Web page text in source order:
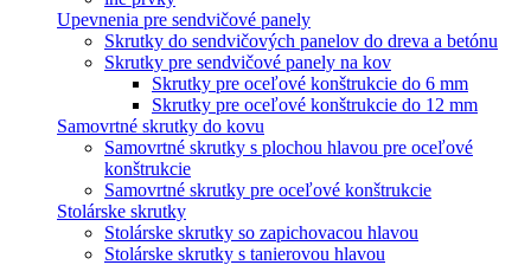
Upevnenia pre sendvičové panely
Skrutky do sendvičových panelov do dreva a betónu
Skrutky pre sendvičové panely na kov
Skrutky pre oceľové konštrukcie do 6 mm
Skrutky pre oceľové konštrukcie do 12 mm
Samovrtné skrutky do kovu
Samovrtné skrutky s plochou hlavou pre oceľové
konštrukcie
Samovrtné skrutky pre oceľové konštrukcie
Stolárske skrutky
Stolárske skrutky so zapichovacou hlavou
Stolárske skrutky s tanierovou hlavou